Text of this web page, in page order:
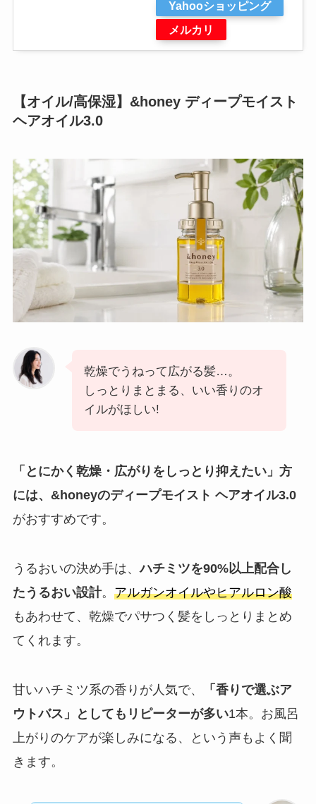
Yahooショッピング
メルカリ
【オイル/高保湿】&honey ディープモイスト
ヘアオイル3.0
乾燥でうねって広がる髪…。
しっとりまとまる、いい香りのオ
イルがほしい!
「とにかく乾燥・広がりをしっとり抑えたい」方
には、&honeyのディープモイスト ヘアオイル3.0
がおすすめです。
うるおいの決め手は、ハチミツを90%以上配合し
たうるおい設計。 アルガンオイルやヒアルロン酸
もあわせて、乾燥でパサつく髪をしっとりまとめ
てくれます。
甘いハチミツ系の香りが人気で、
「香りで選ぶア
ウトバス」としてもリピーターが多い1本。お風呂
上がりのケアが楽しみになる、という声もよく聞
きます。